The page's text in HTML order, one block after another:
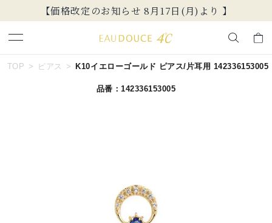
【価格改定のお知らせ 8月17日(月)より 】
キーワードで検索する
TOP ピアス K10イエローゴールド ピアス/片耳用 142336153005
品番：142336153005